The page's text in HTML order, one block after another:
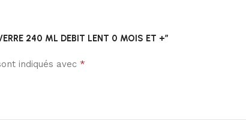
240 ML DEBIT LENT 0 MOIS ET +”
indiqués avec *